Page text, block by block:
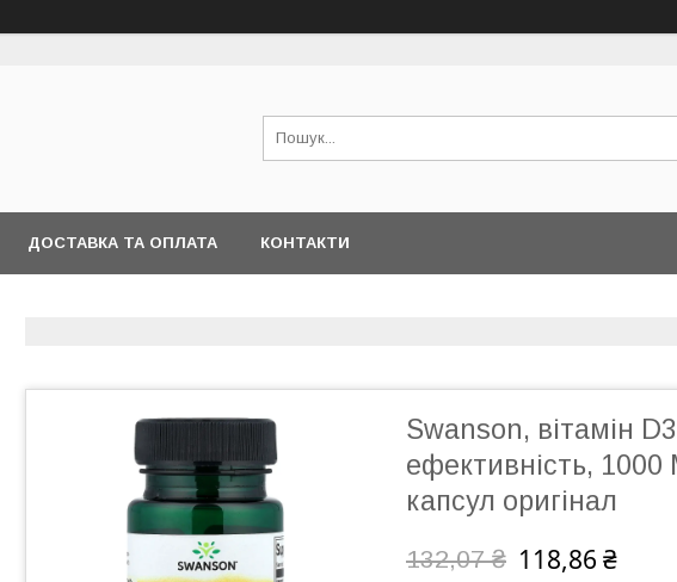
ДОСТАВКА ТА ОПЛАТА КОНТАКТИ
Swanson, вітамін
ефективність,
капсул оригінал
132,07 ₴ 118,86 ₴